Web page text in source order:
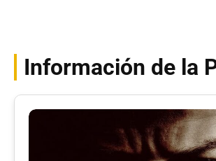
Información de la